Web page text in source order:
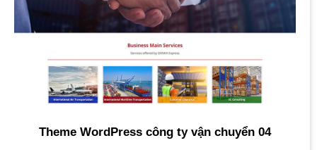
Theme WordPress công ty vận chuyển 04